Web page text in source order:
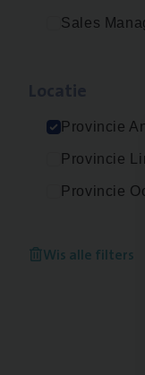
Sales
Provincie
Provincie
Provincie
Wis alle filters